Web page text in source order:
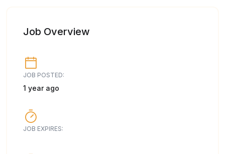
Job Overview
JOB POSTED:
1 year ago
JOB EXPIRES: